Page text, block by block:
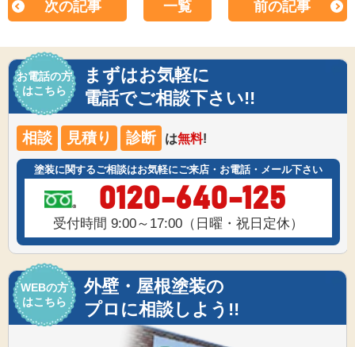
次の記事 一覧 前の記事
お電話の方
はこちら
まずはお気軽に
電話でご相談下さい!!
相談 見積り 診断 は無料!
塗装に関するご相談はお気軽にご来店・お電話・メール下さい
0120-640-125
受付時間 9:00～17:00（日曜・祝日定休）
WEBの方
はこちら
外壁・屋根塗装の
プロに相談しよう!!